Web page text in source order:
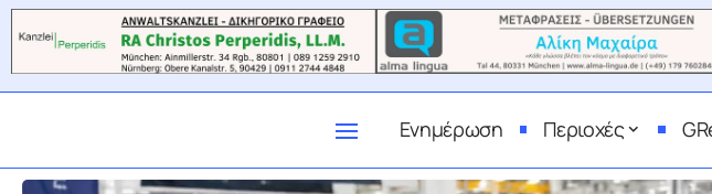
Ενημέρωση Περιοχές